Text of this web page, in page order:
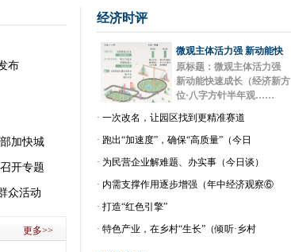
布
加快城
开专题
众活动
更多>>
经济时评
微观主体活力强 新动能快
原标题：微观主体活力强
新动能快速成长（经济新方
位·八字方针半年观……
· 一次改名，让园区找到更精准赛道
· 跑出“加速度”，确保“高质量”（今日
· 为民营企业解难题、办实事（今日谈）
· 内需支撑作用逐步增强（年中经济观察⑥
· 打造“红色引擎”
· 特色产业，在乡村“生长”（倾听·乡村